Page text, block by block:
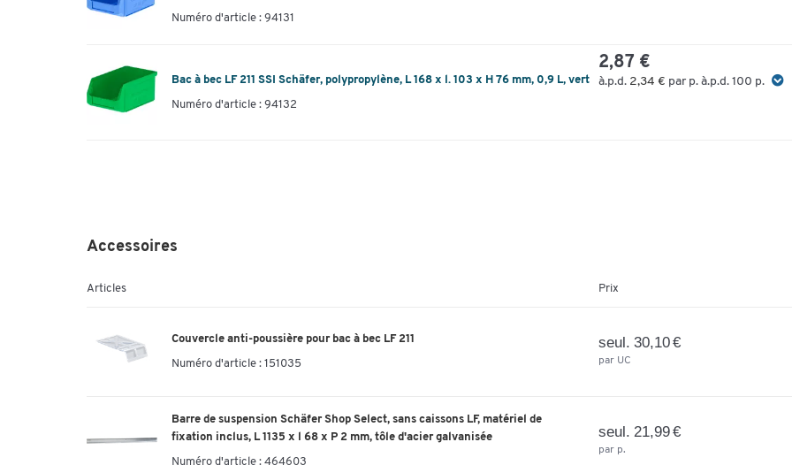
Numéro d'article : 94131
Bac à bec LF 211 SSI Schäfer, polypropylène, L 168 x l. 103 x H 76 mm, 0,9 L, vert
Numéro d'article : 94132
2,87 €
à.p.d. 2,34 € par p. à.p.d. 100 p.
Accessoires
Articles Prix
Couvercle anti-poussière pour bac à bec LF 211
Numéro d'article : 151035
seul. 30,10 €
par UC
Barre de suspension Schäfer Shop Select, sans caissons LF, matériel de
fixation inclus, L 1135 x l 68 x P 2 mm, tôle d'acier galvanisée
Numéro d'article : 464603
seul. 21,99 €
par p.